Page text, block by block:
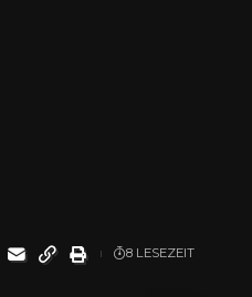
8 LESEZEIT